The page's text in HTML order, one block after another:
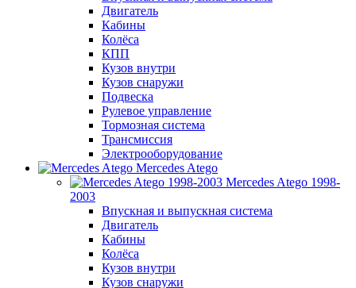
Двигатель
Кабины
Колёса
КПП
Кузов внутри
Кузов снаружи
Подвеска
Рулевое управление
Тормозная система
Трансмиссия
Электрооборудование
Mercedes Atego
Mercedes Atego 1998-
2003
Впускная и выпускная система
Двигатель
Кабины
Колёса
Кузов внутри
Кузов снаружи